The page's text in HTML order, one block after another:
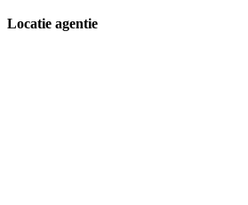
Locatie agentie